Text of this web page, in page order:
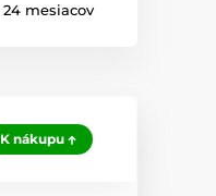
24 mesiacov
K nákupu